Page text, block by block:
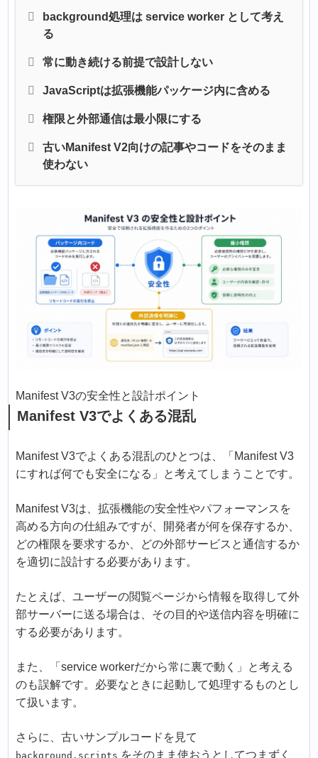
background処理は service worker として考え
る
常に動き続ける前提で設計しない
JavaScriptは拡張機能パッケージ内に含める
権限と外部通信は最小限にする
古いManifest V2向けの記事やコードをそのまま
使わない
Manifest V3の安全性と設計ポイント
Manifest V3でよくある混乱
Manifest V3でよくある混乱のひとつは、「Manifest V3
にすれば何でも安全になる」と考えてしまうことです。
Manifest V3は、拡張機能の安全性やパフォーマンスを
高める方向の仕組みですが、開発者が何を保存するか、
どの権限を要求するか、どの外部サービスと通信するか
を適切に設計する必要があります。
たとえば、ユーザーの閲覧ページから情報を取得して外
部サーバーに送る場合は、その目的や送信内容を明確に
する必要があります。
また、「service workerだから常に裏で動く」と考える
のも誤解です。必要なときに起動して処理するものとし
て扱います。
さらに、古いサンプルコードを見て
background.scripts をそのまま使おうとしてつまずく